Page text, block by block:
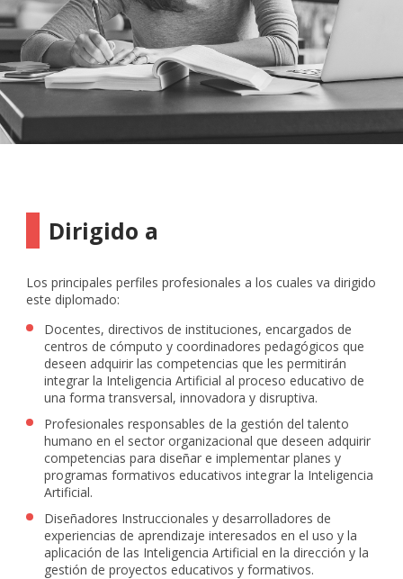
Dirigido a
Los principales perfiles profesionales a los cuales va dirigido
este diplomado:
Docentes, directivos de instituciones, encargados de
centros de cómputo y coordinadores pedagógicos que
deseen adquirir las competencias que les permitirán
integrar la Inteligencia Artificial al proceso educativo de
una forma transversal, innovadora y disruptiva.
Profesionales responsables de la gestión del talento
humano en el sector organizacional que deseen adquirir
competencias para diseñar e implementar planes y
programas formativos educativos integrar la Inteligencia
Artificial.
Diseñadores Instruccionales y desarrolladores de
experiencias de aprendizaje interesados en el uso y la
aplicación de las Inteligencia Artificial en la dirección y la
gestión de proyectos educativos y formativos.